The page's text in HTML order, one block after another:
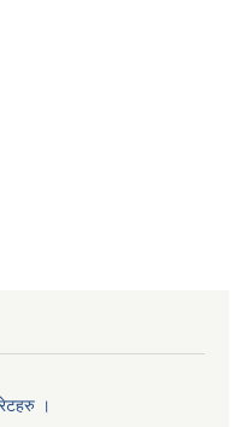
।